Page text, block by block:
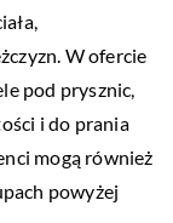
W ofercie
pod prysznic,
i do prania
mogą również
powyżej